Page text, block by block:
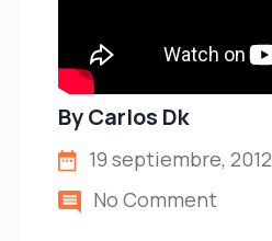
ByCarlos Dk
19 septiembre, 2012
No Comment